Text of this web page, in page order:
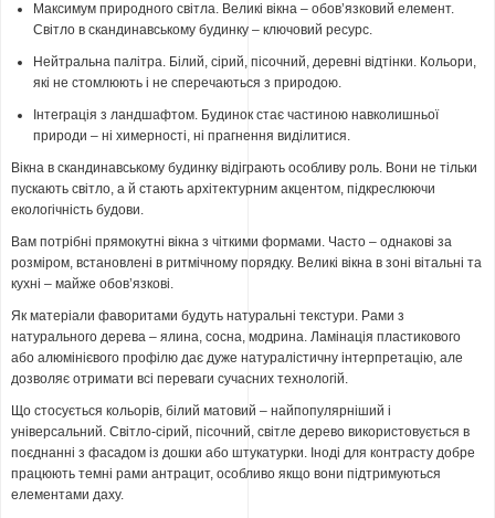
Максимум природного світла. Великі вікна – обов’язковий елемент.
Світло в скандинавському будинку – ключовий ресурс.
Нейтральна палітра. Білий, сірий, пісочний, деревні відтінки. Кольори,
які не стомлюють і не сперечаються з природою.
Інтеграція з ландшафтом. Будинок стає частиною навколишньої
природи – ні химерності, ні прагнення виділитися.
Вікна в скандинавському будинку відіграють особливу роль. Вони не тільки
пускають світло, а й стають архітектурним акцентом, підкреслюючи
екологічність будови.
Вам потрібні прямокутні вікна з чіткими формами. Часто – однакові за
розміром, встановлені в ритмічному порядку. Великі вікна в зоні вітальні та
кухні – майже обов’язкові.
Як матеріали фаворитами будуть натуральні текстури. Рами з
натурального дерева – ялина, сосна, модрина. Ламінація пластикового
або алюмінієвого профілю дає дуже натуралістичну інтерпретацію, але
дозволяє отримати всі переваги сучасних технологій.
Що стосується кольорів, білий матовий – найпопулярніший і
універсальний. Світло-сірий, пісочний, світле дерево використовується в
поєднанні з фасадом із дошки або штукатурки. Іноді для контрасту добре
працюють темні рами антрацит, особливо якщо вони підтримуються
елементами даху.